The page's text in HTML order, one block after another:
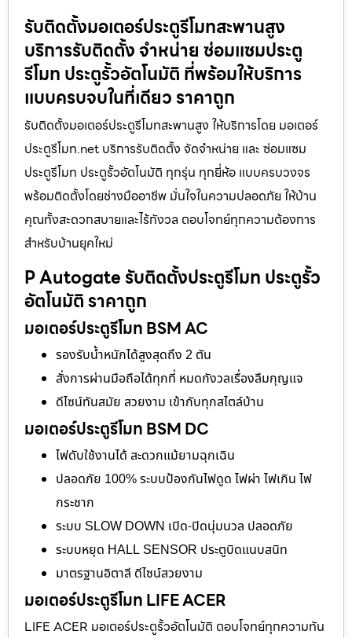
รับติดตั้งมอเตอร์ประตูรีโมทสะพานสูง
บริการรับติดตั้ง จำหน่าย ซ่อมแซมประตู
รีโมท ประตูรั้วอัตโนมัติ ที่พร้อมให้บริการ
แบบครบจบในที่เดียว ราคาถูก
รับติดตั้งมอเตอร์ประตูรีโมทสะพานสูง ให้บริการโดย มอเตอร์
ประตูรีโมท.net บริการรับติดตั้ง จัดจำหน่าย และ ซ่อมแซม
ประตูรีโมท ประตูรั้วอัตโนมัติ ทุกรุ่น ทุกยี่ห้อ แบบครบวงจร
พร้อมติดตั้งโดยช่างมืออาชีพ มั่นใจในความปลอดภัย ให้บ้าน
คุณทั้งสะดวกสบายและไร้กังวล ตอบโจทย์ทุกความต้องการ
สำหรับบ้านยุคใหม่
P Autogate รับติดตั้งประตูรีโมท ประตูรั้ว
อัตโนมัติ ราคาถูก
มอเตอร์ประตูรีโมท BSM AC
รองรับน้ำหนักได้สูงสุดถึง 2 ตัน
สั่งการผ่านมือถือได้ทุกที่ หมดกังวลเรื่องลืมกุญแจ
ดีไซน์ทันสมัย สวยงาม เข้ากับทุกสไตล์บ้าน
มอเตอร์ประตูรีโมท BSM DC
ไฟดับใช้งานได้ สะดวกแม้ยามฉุกเฉิน
ปลอดภัย 100% ระบบป้องกันไฟดูด ไฟผ่า ไฟเกิน ไฟ
กระชาก
ระบบ SLOW DOWN เปิด-ปิดนุ่มนวล ปลอดภัย
ระบบหยุด HALL SENSOR ประตูบิดแนบสนิท
มาตรฐานอิตาลี ดีไซน์สวยงาม
มอเตอร์ประตูรีโมท LIFE ACER
LIFE ACER มอเตอร์ประตูรั้วอัตโนมัติ ตอบโจทย์ทุกความทัน